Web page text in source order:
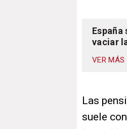
España
vaciar
VER MÁS
Las
suele